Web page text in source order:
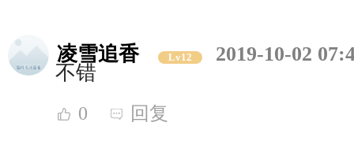
凌雪追香 Lv12
2019-10-02
不错
0 回复